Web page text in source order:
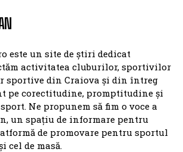
este un site de știri dedicat
activitatea cluburilor, sportivilor
sportive din Craiova și din întreg
pe corectitudine, promptitudine și
Ne propunem să fim o voce a
un spațiu de informare pentru
de promovare pentru sportul
cel de masă.